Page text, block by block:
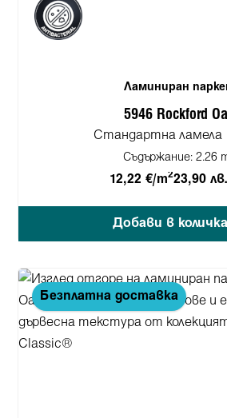
Ламиниран
5946 Rockford
Стандартна
Съдържание: 2.26
12,22 €/m223,90
Добави в
Безплатна доставка